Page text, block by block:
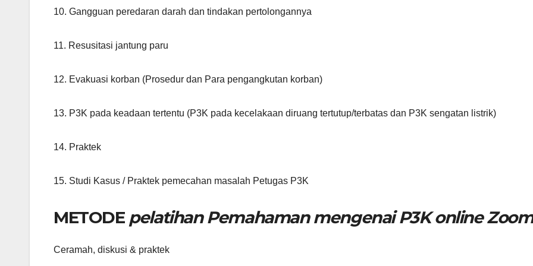
10. Gangguan peredaran darah dan tindakan pertolongannya
11. Resusitasi jantung paru
12. Evakuasi korban (Prosedur dan Para pengangkutan korban)
13. P3K pada keadaan tertentu (P3K pada kecelakaan diruang tertutup/terbatas dan P3K sengatan listrik)
14. Praktek
15. Studi Kasus / Praktek pemecahan masalah Petugas P3K
METODE pelatihan Pemahaman mengenai P3K online Zoom
Ceramah, diskusi & praktek